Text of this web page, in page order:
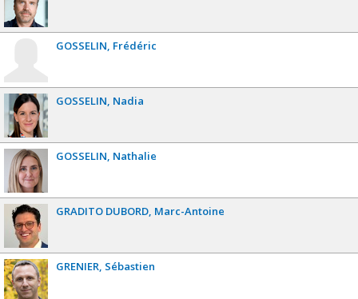
GOSSELIN Frédéric
GOSSELIN Nadia
GOSSELIN Nathalie
GRADITO DUBORD Marc-Antoine
GRENIER Sébastien